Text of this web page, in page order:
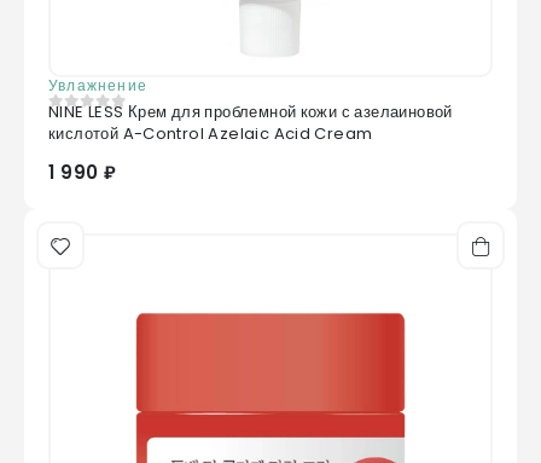
Увлажнение
0из 5
NINE LESS Крем для проблемной кожи с азелаиновой
кислотой A-Control Azelaic Acid Cream
1 990 ₽